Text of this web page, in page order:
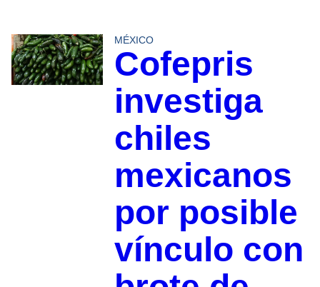
MÉXICO
Cofepris
investiga
chiles
mexicanos
por posible
vínculo con